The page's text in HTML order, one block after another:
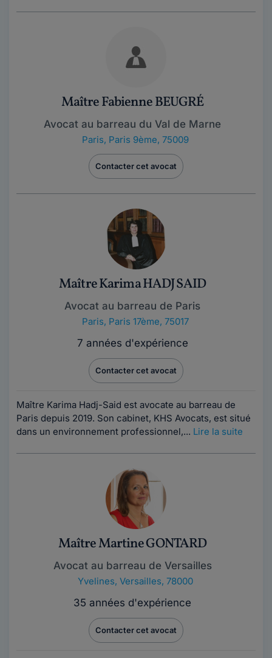
Maître Fabienne BEUGRÉ
Avocat au barreau du Val de Marne
Paris, Paris 9ème, 75009
Contacter cet avocat
Maître Karima HADJ SAID
Avocat au barreau de Paris
Paris, Paris 17ème, 75017
7 années d'expérience
Contacter cet avocat
Maître Karima Hadj-Said est avocate au barreau de
Paris depuis 2019. Son cabinet, KHS Avocats, est situé
dans un environnement professionnel,... Lire la suite
Maître Martine GONTARD
Avocat au barreau de Versailles
Yvelines, Versailles, 78000
35 années d'expérience
Contacter cet avocat